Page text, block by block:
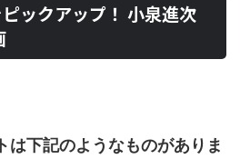
ックアップ！ 小泉進次
は下記のようなものがありま